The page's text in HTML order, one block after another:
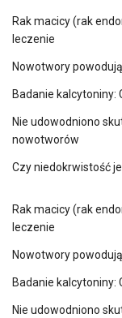
Rak macicy (rak
leczenie
Nowotwory
Badanie kalcytoniny:
Nie udowodniono
nowotworów
Czy niedokrwistość
Rak macicy (rak
leczenie
Nowotwory
Badanie kalcytoniny:
Nie udowodniono